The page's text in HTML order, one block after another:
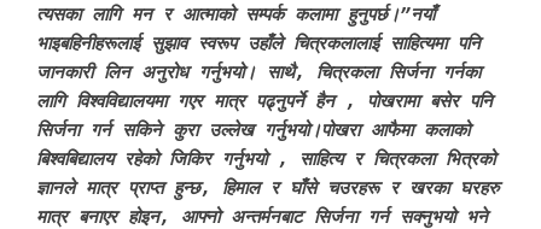
त्यसका लागि मन र आत्माको सम्पर्क कलामा हुनुपर्छ।”नयाँ
भाइबहिनीहरूलाई सुझाव स्वरूप उहाँले चित्रकलालाई साहित्यमा पनि
जानकारी लिन अनुरोध गर्नुभयो। साथै, चित्रकला सिर्जना गर्नका
लागि विश्वविद्यालयमा गएर मात्र पढ्नुपर्ने हैन , पोखरामा बसेर पनि
सिर्जना गर्न सकिने कुरा उल्लेख गर्नुभयो।पोखरा आफैमा कलाको
बिश्वबिद्यालय रहेको जिकिर गर्नुभयो , साहित्य र चित्रकला भित्रको
ज्ञानले मात्र प्राप्त हुन्छ, हिमाल र घाँसे चउरहरू र खरका घरहरु
मात्र बनाएर होइन, आफ्नो अन्तर्मनबाट सिर्जना गर्न सक्नुभयो भने